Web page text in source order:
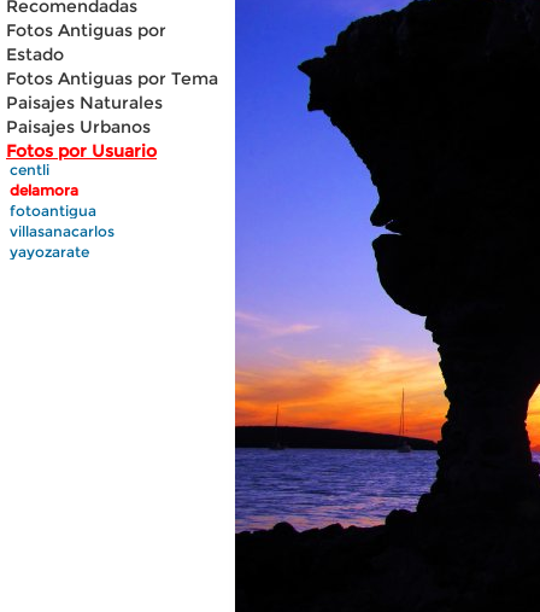
Recomendadas
Fotos Antiguas por
Estado
Fotos Antiguas por Tema
Paisajes Naturales
Paisajes Urbanos
Fotos por Usuario
centli
delamora
fotoantigua
villasanacarlos
yayozarate